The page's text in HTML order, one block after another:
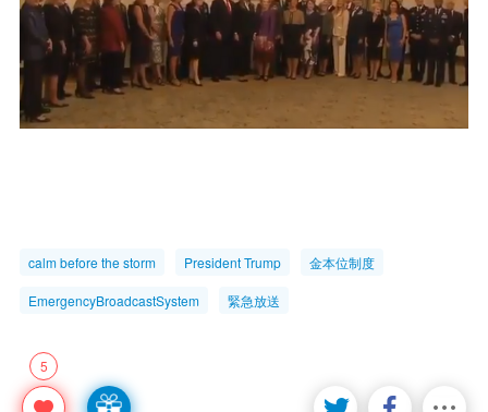
calm before the storm President Trump 金本位制度
EmergencyBroadcastSystem 緊急放送
5